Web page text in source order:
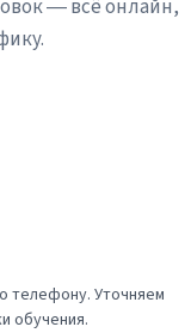
— всё онлайн,
телефону. Уточняем
обучения.